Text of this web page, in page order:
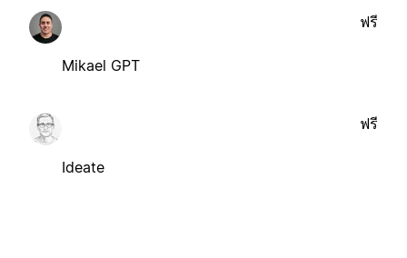
Mikael GPT
ฟรี
Ideate
ฟรี